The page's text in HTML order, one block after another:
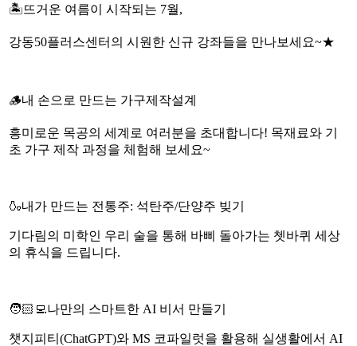
🏝️뜨거운 여름이 시작되는 7월,
강동50플러스센터의 시원한 신규 강좌들을 만나보세요~★
🪵내 손으로 만드는 가구제작설계
흥미로운 목공의 세계로 여러분을 초대합니다! 목재료와 기
초 가구 제작 과정을 체험해 보세요~
🍶내가 만드는 전통주: 석탄주/단양주 빚기
기다림의 미학인 우리 술을 통해 바삐 돌아가는 쳇바퀴 세상
의 휴식을 드립니다.
🧑🏻‍💻나만의 스마트한 AI 비서 만들기
챗지피티(ChatGPT)와 MS 코파일럿을 활용해 실생활에서 AI